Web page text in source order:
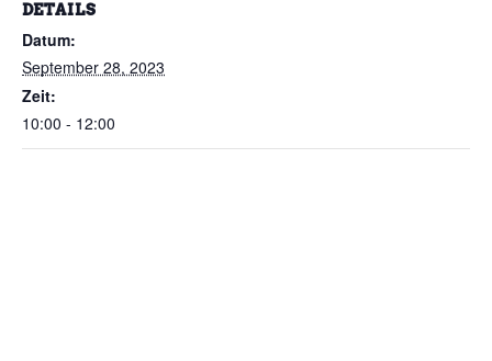
DETAILS
Datum:
September 28, 2023
Zeit:
10:00 - 12:00